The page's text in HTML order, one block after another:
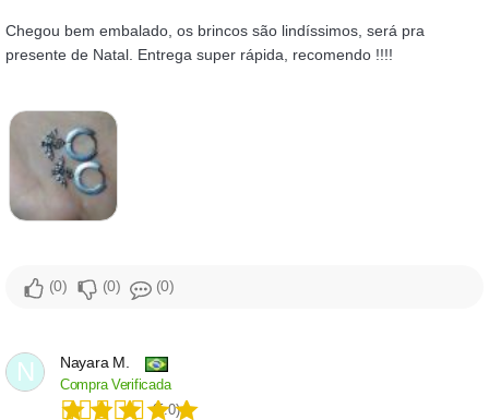
Chegou bem embalado, os brincos são lindíssimos, será pra
presente de Natal. Entrega super rápida, recomendo !!!!
0 0 0
N Nayara M.
Compra Verificada
(5.0)